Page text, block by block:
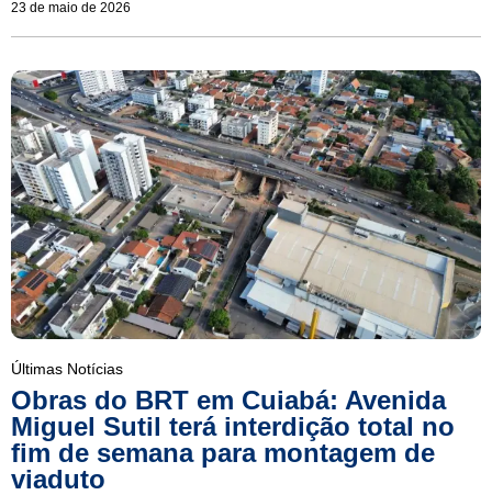
23 de maio de 2026
Últimas Notícias
Obras do BRT em Cuiabá: Avenida
Miguel Sutil terá interdição total no
fim de semana para montagem de
viaduto